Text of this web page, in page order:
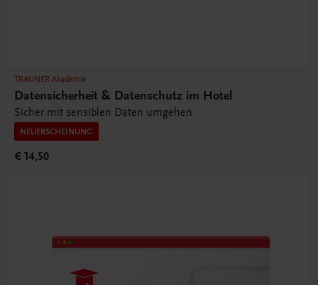
TRAUNER Akademie
Datensicherheit & Datenschutz im Hotel
Sicher mit sensiblen Daten umgehen
NEUERSCHEINUNG
€ 14,50